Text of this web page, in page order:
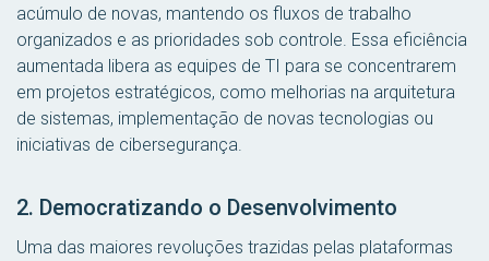
acúmulo de novas, mantendo os fluxos de trabalho
organizados e as prioridades sob controle. Essa eficiência
aumentada libera as equipes de TI para se concentrarem
em projetos estratégicos, como melhorias na arquitetura
de sistemas, implementação de novas tecnologias ou
iniciativas de cibersegurança.
2. Democratizando o Desenvolvimento
Uma das maiores revoluções trazidas pelas plataformas